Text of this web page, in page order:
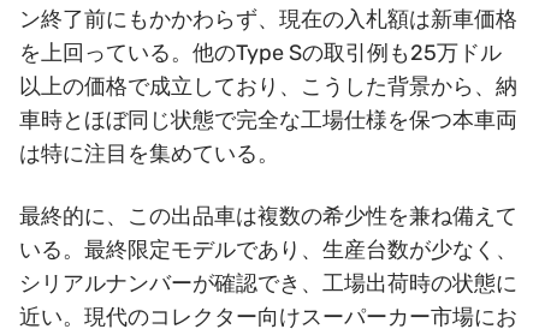
ン終了前にもかかわらず、現在の入札額は新車価格
を上回っている。他のType Sの取引例も25万ドル
以上の価格で成立しており、こうした背景から、納
車時とほぼ同じ状態で完全な工場仕様を保つ本車両
は特に注目を集めている。
最終的に、この出品車は複数の希少性を兼ね備えて
いる。最終限定モデルであり、生産台数が少なく、
シリアルナンバーが確認でき、工場出荷時の状態に
近い。現代のコレクター向けスーパーカー市場にお